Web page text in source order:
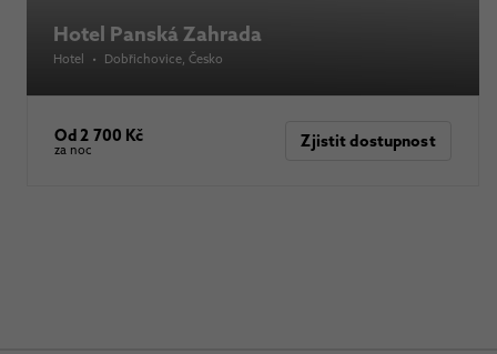
Hotel Panská Zahrada
Hotel • Dobřichovice , Česko
Od 2 700 Kč
za noc Zjistit dostupnost